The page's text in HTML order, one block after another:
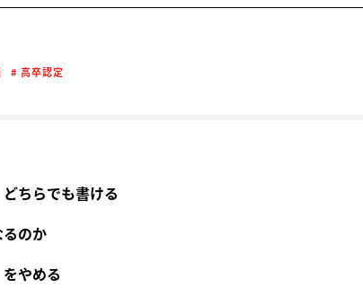
高卒認定
ちらでも書ける
のか
やめる